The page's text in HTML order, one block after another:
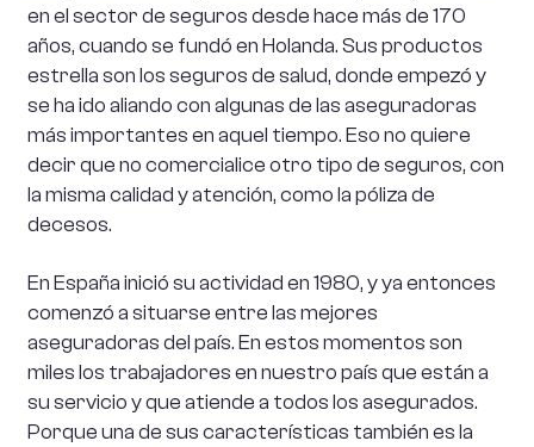
en el sector de seguros desde hace más de 170
años, cuando se fundó en Holanda. Sus productos
estrella son los seguros de salud, donde empezó y
se ha ido aliando con algunas de las aseguradoras
más importantes en aquel tiempo. Eso no quiere
decir que no comercialice otro tipo de seguros, con
la misma calidad y atención, como la póliza de
decesos.
En España inició su actividad en 1980, y ya entonces
comenzó a situarse entre las mejores
aseguradoras del país. En estos momentos son
miles los trabajadores en nuestro país que están a
su servicio y que atiende a todos los asegurados.
Porque una de sus características también es la